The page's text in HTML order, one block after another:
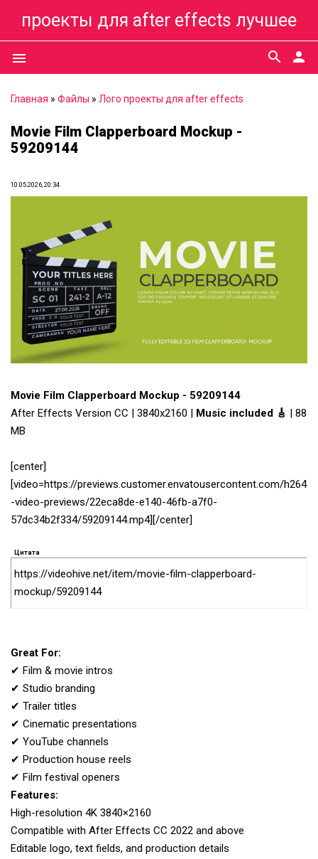
проекты для after effects лучшее
menu person
search
Главная » Файлы » Лого проекты для after effects
Movie Film Clapperboard Mockup -
59209144
10.05.2026, 20:34
Movie Film Clapperboard Mockup - 59209144
After Effects Version CC | 3840x2160 | Music included 🎸 | 88
MB
[center]
[video=https://previews.customer.envatousercontent.com/h264
-video-previews/22eca8de-e140-46fb-a7f0-
57dc34b2f334/59209144.mp4][/center]
Цитата
https://videohive.net/item/movie-film-clapperboard-
mockup/59209144
Great For:
✔ Film & movie intros
✔ Studio branding
✔ Trailer titles
✔ Cinematic presentations
✔ YouTube channels
✔ Production house reels
✔ Film festival openers
Features:
High-resolution 4K 3840×2160
Compatible with After Effects CC 2022 and above
Editable logo, text fields, and production details